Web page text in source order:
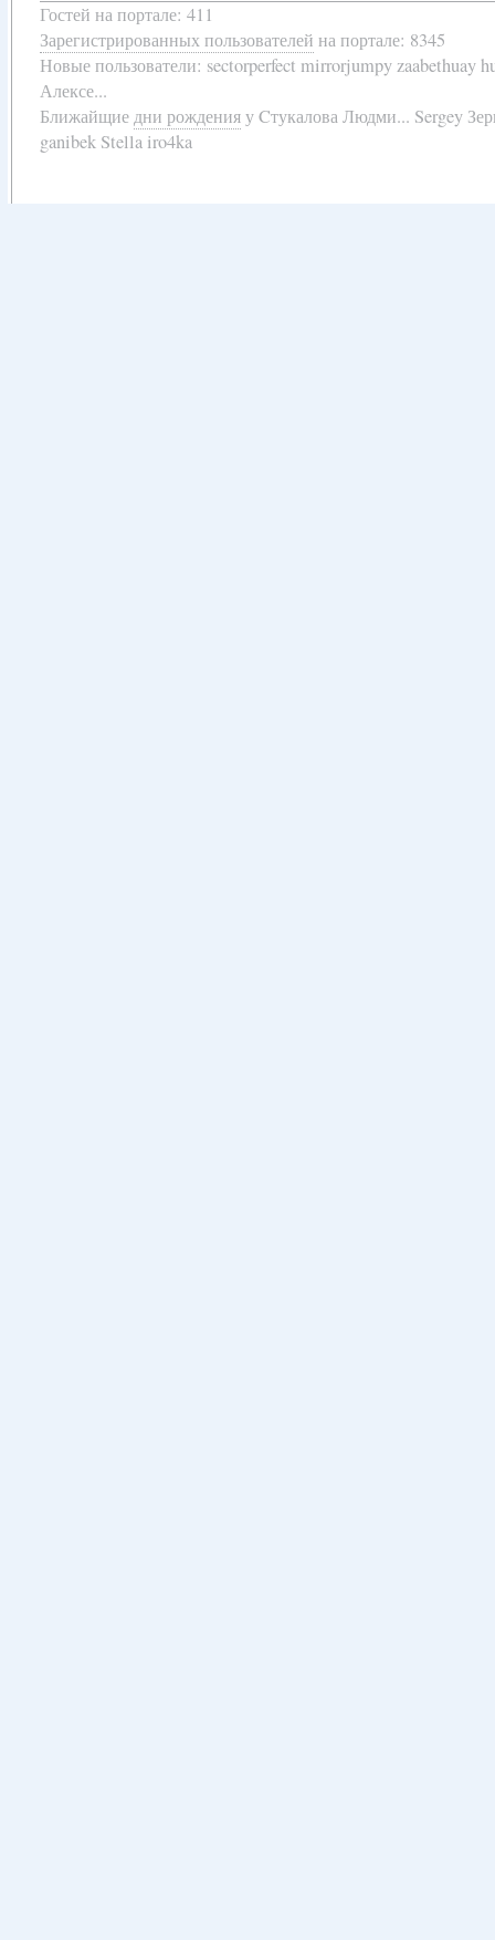
Гостей на портале: 411
Зарегистрированных пользователей на портале: 8345
Новые пользователи: sectorperfect mirrorjumpy zaabethuay
Алексе...
Ближайщиедни рожденияуCтукалова Людми... Sergey
ganibek Stella iro4ka